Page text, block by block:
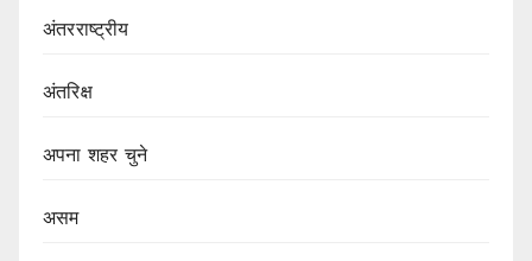
अंतरराष्ट्रीय
अंतरिक्ष
अपना शहर चुने
असम